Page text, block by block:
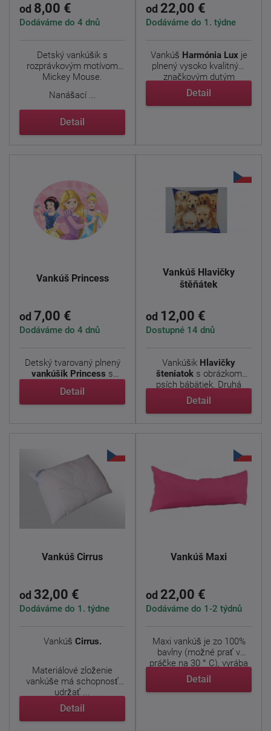
od 8,00 €
Dodáváme do 4 dnů
Detský vankúšik s
rozprávkovým motívom
Mickey Mouse.
Nanášací ...
Detail
od 22,00 €
Dodáváme do 1. týdne
Vankúš Harmónia Luxje
plnený vysoko kvalitným
značkovým dutým
vláknom ...
Detail
Vankúš Princess
od 7,00 €
Dodáváme do 4 dnů
Detský tvarovaný plnený
vankúšik Princess s
Detail
Vankúš Hlavičky
štěňátek
od 12,00 €
Dostupné 14 dnů
Vankúšik Hlavičky
šteniatoks obrázkom
psích bábätiek. Druhá
strana ...
Detail
Vankúš Cirrus
od 32,00 €
Dodáváme do 1. týdne
Vankúš Cirrus.
Materiálové zloženie
vankúše má schopnosť
udržať ...
Detail
Vankúš Maxi
od 22,00 €
Dodáváme do 1-2 týdnů
Maxi vankúš je zo 100%
bavlny (možné prať v
práčke na 30 ° C), vyrába
...
Detail